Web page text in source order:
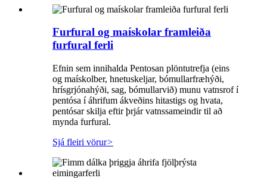
Furfural og maískolar framleiða
furfural ferli
Efnin sem innihalda Pentosan plöntutrefja (eins
og maískolber, hnetuskeljar, bómullarfræhýði,
hrísgrjónahýði, sag, bómullarvið) munu vatnsrof í
pentósa í áhrifum ákveðins hitastigs og hvata,
pentósar skilja eftir þrjár vatnssameindir til að
mynda furfural.
Sjá fleiri vörur>